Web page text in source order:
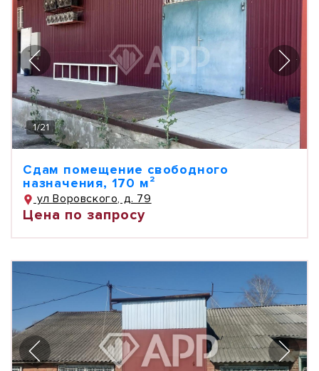
1/21
Сдам помещение свободного
назначения, 170 м²
ул Воровского, д. 79
Цена по запросу